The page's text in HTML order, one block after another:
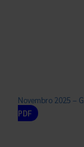
Novembro 2025 –
PDF